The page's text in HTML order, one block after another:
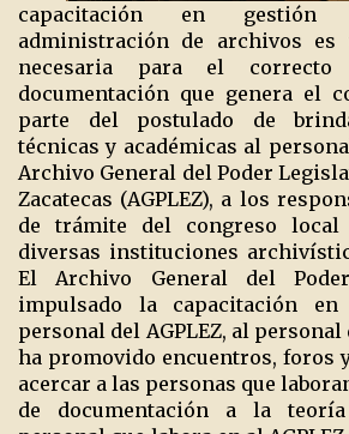
capacitación en gestión
administración de archivos es
necesaria para el
documentación que genera el
parte del postulado de
técnicas y académicas al
Archivo General del Poder
Zacatecas (AGPLEZ), a los
de trámite del congreso
diversas instituciones
El Archivo General del
impulsado la capacitación
personal del AGPLEZ, al
ha promovido encuentros, foros
acercar a las personas que
de documentación a la